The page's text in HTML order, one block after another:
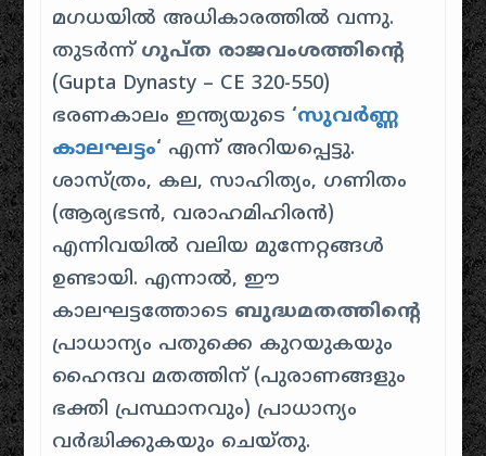
മഗധയിൽ അധികാരത്തിൽ വന്നു.
തുടർന്ന് ഗുപ്ത രാജവംശത്തിൻ്റെ
(Gupta Dynasty – CE 320-550)
ഭരണകാലം ഇന്ത്യയുടെ‘സുവർണ്ണ
കാലഘട്ടം‘ എന്ന് അറിയപ്പെട്ടു.
ശാസ്ത്രം, കല, സാഹിത്യം, ഗണിതം
(ആര്യഭടൻ, വരാഹമിഹിരൻ)
എന്നിവയിൽ വലിയ മുന്നേറ്റങ്ങൾ
ഉണ്ടായി. എന്നാൽ, ഈ
കാലഘട്ടത്തോടെ ബുദ്ധമതത്തിൻ്റെ
പ്രാധാന്യം പതുക്കെ കുറയുകയും
ഹൈന്ദവ മതത്തിന് (പുരാണങ്ങളും
ഭക്തി പ്രസ്ഥാനവും) പ്രാധാന്യം
വർദ്ധിക്കുകയും ചെയ്തു.